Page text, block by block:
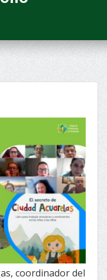
coordinador del